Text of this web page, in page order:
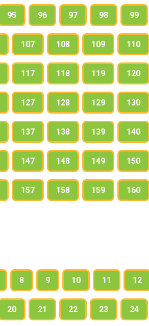
95 96 97 98 99
107 108 109 110
117 118 119 120
127 128 129 130
137 138 139 140
147 148 149 150
157 158 159 160
8 9 10 11 12
20 21 22 23 24